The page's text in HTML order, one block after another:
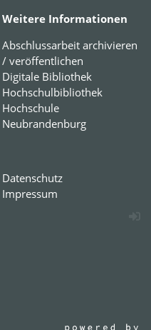
Weitere Informationen
Abschlussarbeit archivieren
/ veröffentlichen
Digitale Bibliothek
Hochschulbibliothek
Hochschule
Neubrandenburg
Datenschutz
Impressum